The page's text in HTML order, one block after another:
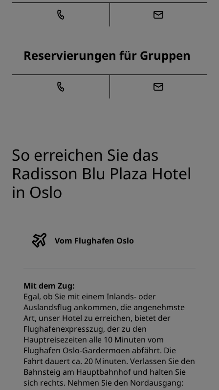
Reservierungen für Gruppen
So erreichen Sie das
Radisson Blu Plaza Hotel
in Oslo
Vom Flughafen Oslo
Mit dem Zug:
Egal, ob Sie mit einem Inlands- oder
Auslandsflug ankommen, die angenehmste
Art, unser Hotel zu erreichen, bietet der
Flughafenexpresszug, der zu den
Hauptreisezeiten alle 10 Minuten vom
Flughafen Oslo-Gardermoen abfährt. Die
Fahrt dauert ca. 20 Minuten. Verlassen Sie den
Bahnsteig am Hauptbahnhof und halten Sie
sich rechts. Nehmen Sie den Nordausgang: